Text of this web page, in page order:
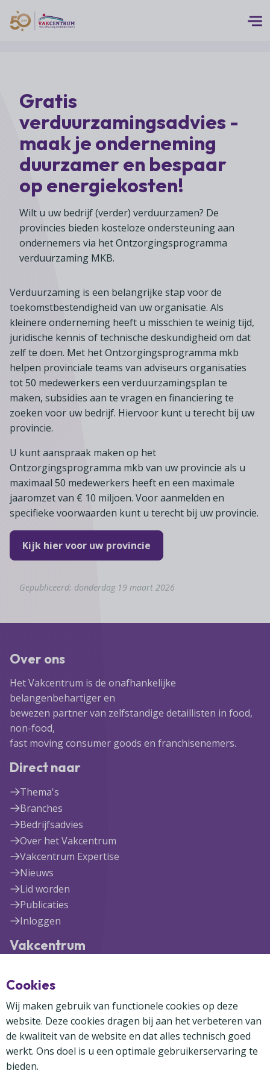
Agenda
Contact
Inloggen
Zoeken
MEERwaarde
Assortiment
Digitalisering
Duurzaamheid
Franchise
Klanten
Ondernemerschap
Branches
Branches overzicht
Supermarkten
Foodspecialiteitenwinkels
Biologische speciaalzaken
Drogisterijen
Drankenspeciaalzaken
Huishoudelijke artikelenzaken
Koken en tafelen
Zoetwarenwinkels
Speelgoed, hobby- en feestartikelen
Branchecijfers
Advies
Advies overzicht
Bedrijfsjuridisch advies
Bedrijfseconomisch advies
Franchise advies
Verenigingsondersteuning
Tarieven en voorwaarden
Vakcentrum Expertise
Vakcentrum Expertise overzicht
Belangenbehartiging
Advies
Kennis & inspiratie
Ledenvoordeel
Publicatieoverzicht
Over Vakcentrum
Over Vakcentrum overzicht
Besturen
Statuten
Ons team
Vacatures
Partners
Jaarverslag
Pers
Agenda
Gratis
verduurzamingsadvies -
maak je onderneming
duurzamer en bespaar
op energiekosten!
Wilt u uw bedrijf (verder) verduurzamen? De
provincies bieden kosteloze ondersteuning aan
ondernemers via het Ontzorgingsprogramma
verduurzaming MKB.
Verduurzaming is een belangrijke stap voor de
toekomstbestendigheid van uw organisatie. Als
kleinere onderneming heeft u misschien te weinig tijd,
juridische kennis of technische deskundigheid om dat
zelf te doen. Met het Ontzorgingsprogramma mkb
helpen provinciale teams van adviseurs organisaties
tot 50 medewerkers een verduurzamingsplan te
maken, subsidies aan te vragen en financiering te
zoeken voor uw bedrijf. Hiervoor kunt u terecht bij uw
provincie.
U kunt aanspraak maken op het
Ontzorgingsprogramma mkb van uw provincie als u
maximaal 50 medewerkers heeft en een maximale
jaaromzet van € 10 miljoen. Voor aanmelden en
specifieke voorwaarden kunt u terecht bij uw provincie.
Kijk hier voor uw provincie
Gepubliceerd: donderdag 19 maart 2026
Over ons
Het Vakcentrum is de onafhankelijke
belangenbehartiger en
bewezen partner van zelfstandige detaillisten in food,
non-food,
fast moving consumer goods en franchisenemers.
Direct naar
Thema's
Branches
Bedrijfsadvies
Over het Vakcentrum
Vakcentrum Expertise
Nieuws
Lid worden
Publicaties
Inloggen
Vakcentrum
3447 GR Woerden
(0348) 41 97 71
info@vakcentrum.nl
Cookies
Wij maken gebruik van functionele cookies op deze
website. Deze cookies dragen bij aan het verbeteren van
de kwaliteit van de website en dat alles technisch goed
werkt. Ons doel is u een optimale gebruikerservaring te
bieden.